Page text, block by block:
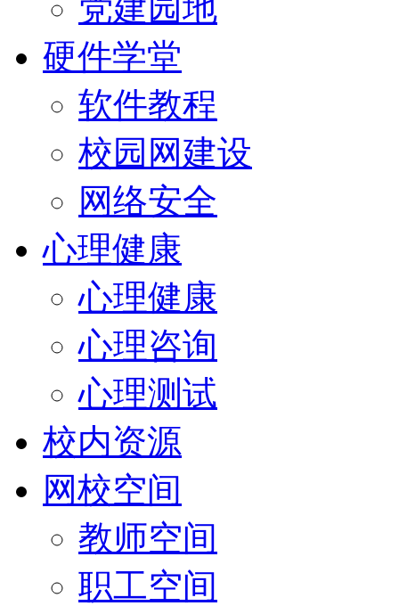
党建园地
硬件学堂
软件教程
校园网建设
网络安全
心理健康
心理健康
心理咨询
心理测试
校内资源
网校空间
教师空间
职工空间